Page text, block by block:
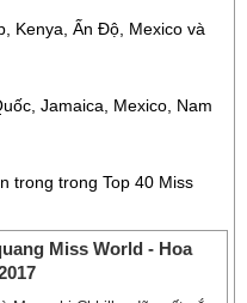
Kenya, Ấn Độ, Mexico và
Jamaica, Mexico, Nam
trong trong Top 40 Miss
Miss World - Hoa